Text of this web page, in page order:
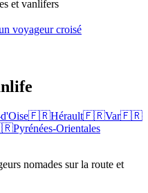
et vanlifers
voyageur croisé
🇫🇷Hérault🇫🇷Var🇫🇷
Pyrénées-Orientales
nomades sur la route et